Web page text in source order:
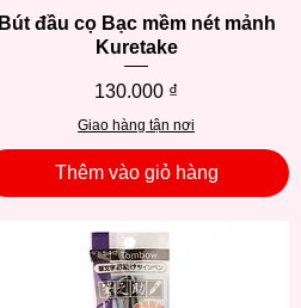
Xem nhanh
Bút đầu cọ Bạc mềm nét mảnh
Kuretake
Giá
130.000 ₫
Giao hàng tận nơi
Thêm vào giỏ hàng